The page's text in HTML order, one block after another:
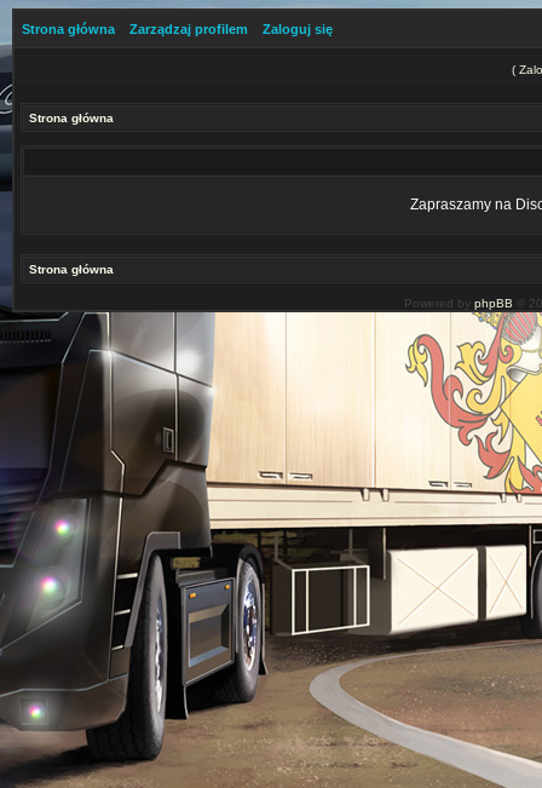
Strona główna Zarządzaj profilem Zaloguj się
(
Strona główna
Zapraszamy na
Strona główna
Powered by phpBB ©